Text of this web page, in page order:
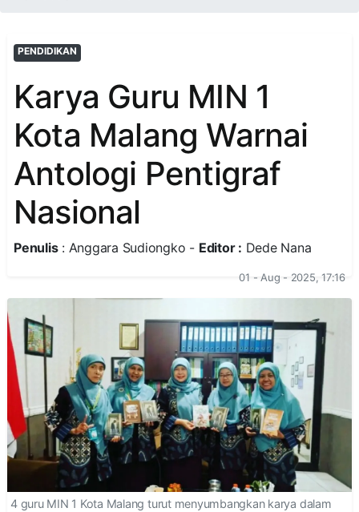
PENDIDIKAN
Karya Guru MIN 1
Kota Malang Warnai
Antologi Pentigraf
Nasional
Penulis: Anggara Sudiongko - Editor : Dede Nana
01 - Aug - 2025, 17:16
4 guru MIN 1 Kota Malang turut menyumbangkan karya dalam